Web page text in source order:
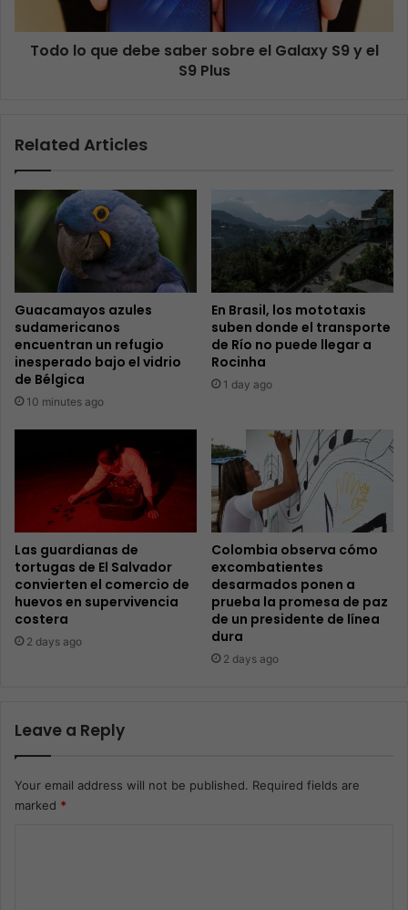
Todo lo que debe saber sobre el Galaxy S9 y el
S9 Plus
Related Articles
Guacamayos azules
sudamericanos
encuentran un refugio
inesperado bajo el vidrio
de Bélgica
10 minutes ago
En Brasil, los mototaxis
suben donde el transporte
de Río no puede llegar a
Rocinha
1 day ago
Las guardianas de
tortugas de El Salvador
convierten el comercio de
huevos en supervivencia
costera
2 days ago
Colombia observa cómo
excombatientes
desarmados ponen a
prueba la promesa de paz
de un presidente de línea
dura
2 days ago
Leave a Reply
Your email address will not be published. Required fields are
marked *